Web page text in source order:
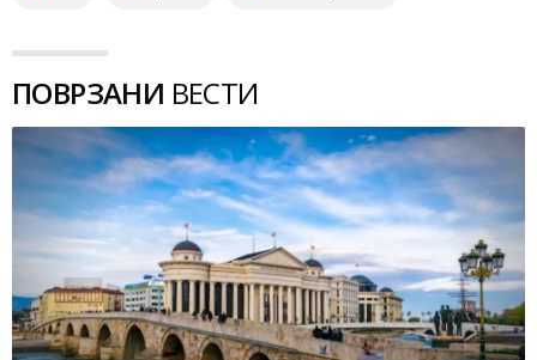
ПОВРЗАНИ ВЕСТИ